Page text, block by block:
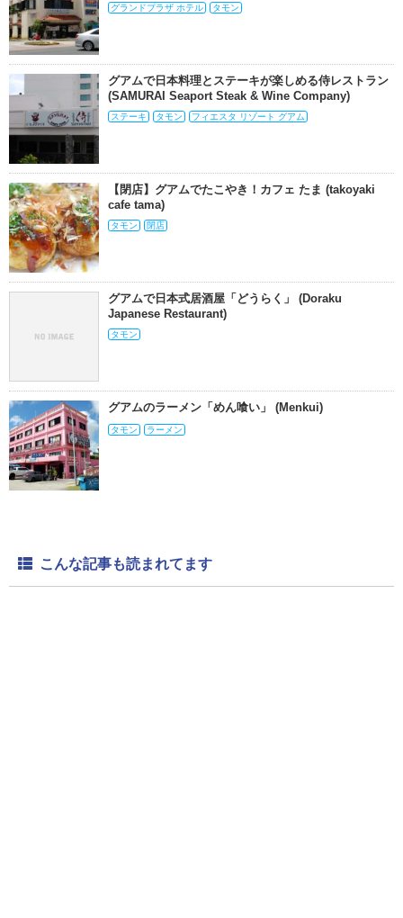
グランドプラザ ホテル タモン
グアムで日本料理とステーキが楽しめる侍レストラン
(SAMURAI Seaport Steak & Wine Company)
ステーキ タモン フィエスタ リゾート グアム
【閉店】グアムでたこやき！カフェ たま (takoyaki
cafe tama)
タモン 閉店
グアムで日本式居酒屋「どうらく」 (Doraku
Japanese Restaurant)
タモン
グアムのラーメン「めん喰い」 (Menkui)
タモン ラーメン
こんな記事も読まれてます